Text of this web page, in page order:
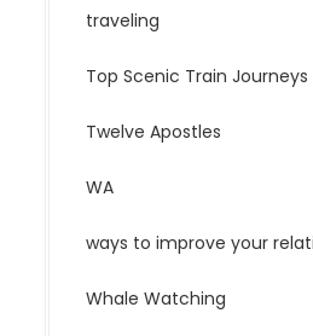
traveling
Top Scenic Train
Twelve Apostles
WA
ways to improve your
Whale Watching